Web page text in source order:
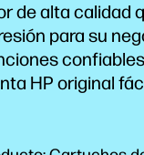
de alta calidad
para su
HP original